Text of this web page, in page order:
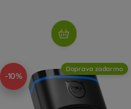
-10%
Doprava zadarmo